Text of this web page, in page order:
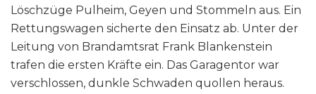
Löschzüge Pulheim, Geyen und Stommeln aus. Ein
Rettungswagen sicherte den Einsatz ab. Unter der
Leitung von Brandamtsrat Frank Blankenstein
trafen die ersten Kräfte ein. Das Garagentor war
verschlossen, dunkle Schwaden quollen heraus.